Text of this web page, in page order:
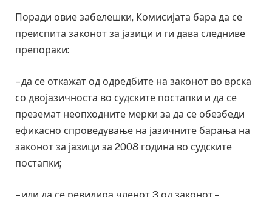
Поради овие забелешки, Комисијата бара да се
преиспита законот за јазици и ги дава следниве
препораки:
– да се откажат од одредбите на законот во врска
со двојазичноста во судските постапки и да се
преземат неопходните мерки за да се обезбеди
ефикасно спроведување на јазичните барања на
законот за јазици за 2008 година во судските
постапки;